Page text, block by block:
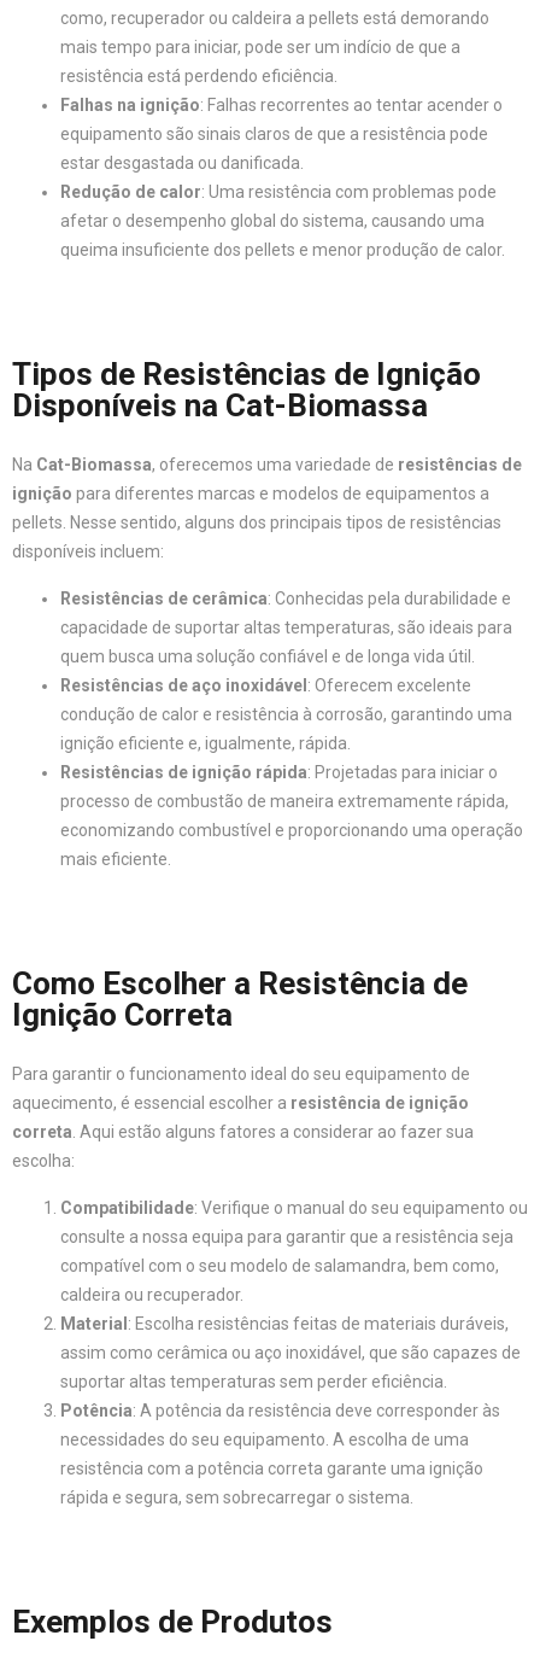
como, recuperador ou caldeira a pellets está demorando
mais tempo para iniciar, pode ser um indício de que a
resistência está perdendo eficiência.
Falhas na ignição: Falhas recorrentes ao tentar acender o
equipamento são sinais claros de que a resistência pode
estar desgastada ou danificada.
Redução de calor: Uma resistência com problemas pode
afetar o desempenho global do sistema, causando uma
queima insuficiente dos pellets e menor produção de calor.
Tipos de Resistências de Ignição
Disponíveis na Cat-Biomassa
Na Cat-Biomassa, oferecemos uma variedade de resistências de
ignição para diferentes marcas e modelos de equipamentos a
pellets. Nesse sentido, alguns dos principais tipos de resistências
disponíveis incluem:
Resistências de cerâmica: Conhecidas pela durabilidade e
capacidade de suportar altas temperaturas, são ideais para
quem busca uma solução confiável e de longa vida útil.
Resistências de aço inoxidável : Oferecem excelente
condução de calor e resistência à corrosão, garantindo uma
ignição eficiente e, igualmente, rápida.
Resistências de ignição rápida: Projetadas para iniciar o
processo de combustão de maneira extremamente rápida,
economizando combustível e proporcionando uma operação
mais eficiente.
Como Escolher a Resistência de
Ignição Correta
Para garantir o funcionamento ideal do seu equipamento de
aquecimento, é essencial escolher a resistência de ignição
correta . Aqui estão alguns fatores a considerar ao fazer sua
escolha:
Compatibilidade: Verifique o manual do seu equipamento ou
consulte a nossa equipa para garantir que a resistência seja
compatível com o seu modelo de salamandra, bem como,
caldeira ou recuperador.
Material : Escolha resistências feitas de materiais duráveis,
assim como cerâmica ou aço inoxidável, que são capazes de
suportar altas temperaturas sem perder eficiência.
Potência: A potência da resistência deve corresponder às
necessidades do seu equipamento. A escolha de uma
resistência com a potência correta garante uma ignição
rápida e segura, sem sobrecarregar o sistema.
Exemplos de Produtos